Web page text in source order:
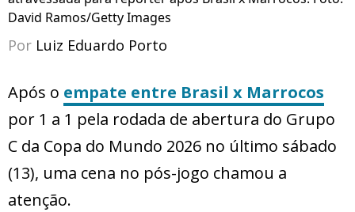
David Ramos/Getty Images
Por Luiz Eduardo Porto
Após o empate entre Brasil x Marrocos
por 1 a 1 pela rodada de abertura do Grupo
C da Copa do Mundo 2026 no último sábado
(13), uma cena no pós-jogo chamou a
atenção.